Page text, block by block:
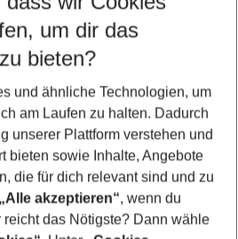
5-8 Nächte
Kinder
anzeigen
um dir das
bieten?
und ähnliche Technologien, um
am Laufen zu halten. Dadurch
unserer Plattform verstehen und
bieten sowie Inhalte, Angebote
die für dich relevant sind und zu
„Alle akzeptieren“, wenn du
das Nötigste? Dann wähle